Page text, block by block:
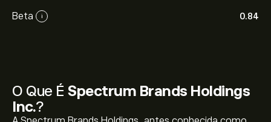
Beta i 0.84
O Que É Spectrum Brands Holdings
Inc.?